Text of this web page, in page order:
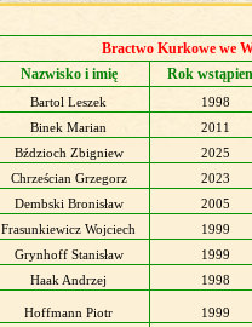
Bractwo Kurkowe we
Nazwisko i imię
Rok
Bartol Leszek
1998
Binek Marian
2011
Bździoch Zbigniew
2025
Chrześcian Grzegorz
2023
Dembski Bronisław
2005
Frasunkiewicz Wojciech
1999
Grynhoff Stanisław
1999
Haak Andrzej
1998
Hoffmann Piotr
1999